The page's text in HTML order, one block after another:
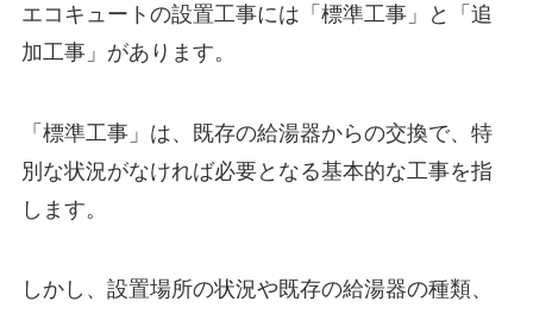
エコキュートの設置工事には「標準工事」と「追
加工事」があります。
「標準工事」は、既存の給湯器からの交換で、特
別な状況がなければ必要となる基本的な工事を指
します。
しかし、設置場所の状況や既存の給湯器の種類、